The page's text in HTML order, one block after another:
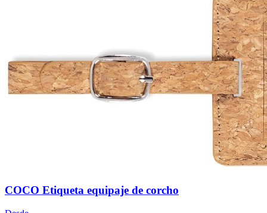
COCO Etiqueta equipaje de corcho